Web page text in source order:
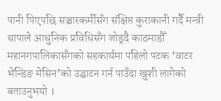
पानी पिएपछि सञ्चारकर्मीसँग संक्षिप्त कुराकानी गर्दै मन्त्री
थापाले आधुनिक प्रविधिसँग जोड्दै काठमाडौँ
महानगपालिकासँगको सहकार्यमा पहिलो पटक ‘वाटर
भेन्डिङ मेसिन’को उद्घाटन गर्न पाउँदा खुशी लागेको
बताउनुभयो ।